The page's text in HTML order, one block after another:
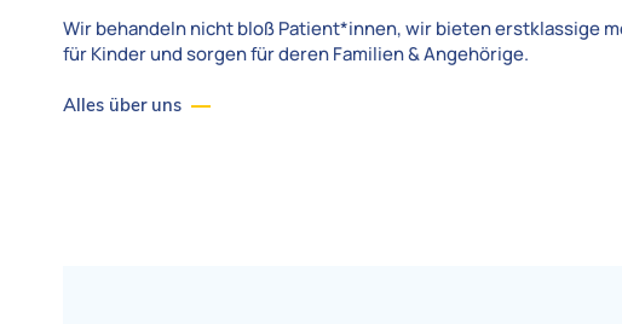
Wir behandeln nicht bloß Patient*innen, wir bieten erstklassige
für Kinder und sorgen für deren Familien & Angehörige.
Alles über uns